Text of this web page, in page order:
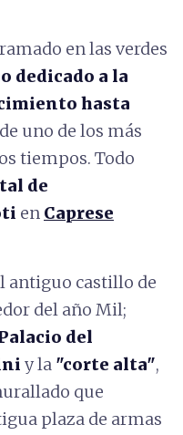
en las verdes
dedicado a la
hasta
uno de los más
tiempos. Todo
de
en Caprese
antiguo castillo de
del año Mil;
del
y la "corte alta",
que
plaza de armas